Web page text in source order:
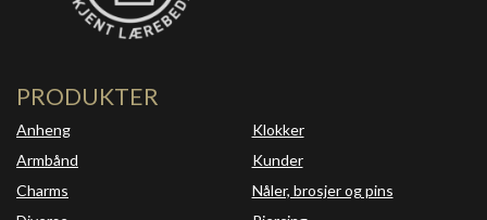
PRODUKTER
Anheng
Armbånd
Charms
Klokker
Kunder
Nåler, brosjer og pins